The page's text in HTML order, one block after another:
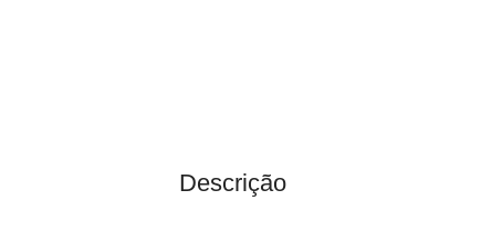
Descrição